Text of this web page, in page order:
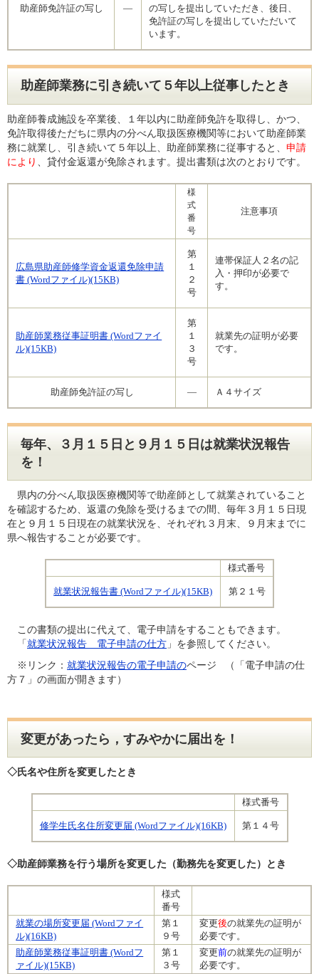
助産師免許証の写し ―
の写しを提出していただき、後日、
免許証の写しを提出していただいて
います。
助産師業務に引き続いて５年以上従事したとき
助産師養成施設を卒業後、１年以内に助産師免許を取得し、かつ、
免許取得後ただちに県内の分べん取扱医療機関等において助産師業
務に就業し、引き続いて５年以上、助産師業務に従事すると、 申請
により
、貸付金返還が免除されます。提出書類は次のとおりです。
様
式
番
号
注意事項
広島県助産師修学資金返還免除申請
書 (Wordファイル)(15KB)
第
１
２
号
連帯保証人２名の記
入・押印が必要で
す。
助産師業務従事証明書 (Wordファイ
ル)(15KB)
第
１
３
号
就業先の証明が必要
です。
助産師免許証の写し ― Ａ４サイズ
毎年、３月１５日と９月１５日は就業状況報告
を！
県内の分べん取扱医療機関等で助産師として就業されていること
を確認するため、返還の免除を受けるまでの間、毎年３月１５日現
在と９月１５日現在の就業状況を、それぞれ３月末、９月末までに
県へ報告することが必要です。
様式番号
就業状況報告書 (Wordファイル)(15KB) 第２１号
この書類の提出に代えて、電子申請をすることもできます。
「就業状況報告 電子申請の仕方 」を参照してください。
※リンク： 就業状況報告の電子申請のページ （「電子申請の仕
方７」の画面が開きます）
変更があったら，すみやかに届出を！
◇氏名や住所を変更したとき
様式番号
修学生氏名住所変更届 (Wordファイル)(16KB) 第１４号
◇助産師業務を行う場所を変更した（勤務先を変更した）とき
様式
番号
就業の場所変更届 (Wordファイ
ル)(16KB)
第１
９号
変更後の就業先の証明が
必要です。
助産師業務従事証明書 (Wordフ
ァイル)(15KB)
第１
３号
変更前の就業先の証明が
必要です。